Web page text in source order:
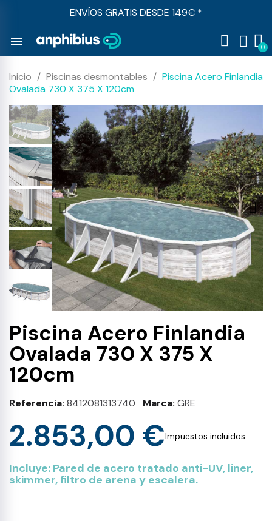
ENVÍOS GRATIS DESDE 149€ *
menu
Inicio Piscinas desmontables
Piscina Acero Finlandia
Ovalada 730 X 375 X 120cm
Piscina Acero Finlandia
Ovalada 730 X 375 X
120cm
Referencia 8412081313740 Marca GRE
2.853,00 €Impuestos incluidos
Incluye: Pared de acero tratado anti-UV, liner,
skimmer, filtro de arena y escalera.